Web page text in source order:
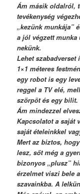
Ám másik oldalról,
tevékenység
„kezünk munkája”
a jól végzett
nekünk.
Lehet
1×1 méteres
egy robot is egy
reggel a TV elé,
szörpöt és egy bilit.
Ám mindezzel
Kapcsolatot a saját
saját ételeinkkel
Mert az biztos,
lesz, sőt még a
bizonyos „plusz”
érzelmet viszi bele
szavainkba. A